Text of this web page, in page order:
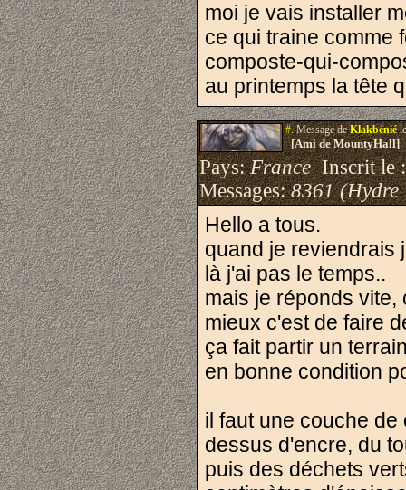
moi je vais installer
ce qui traine comme
composte-qui-
au printemps la tête
#.Message deKlakbénié
[Ami de MountyHall]
Pays:FranceInscrit le
Messages:8361 (Hydre
Hello a tous.
quand je reviendrais
là j'ai pas le temps..
mais je réponds vite,
mieux c'est de faire
ça fait partir un
en bonne condition
il faut une couche
dessus d'encre, du
puis des déchets